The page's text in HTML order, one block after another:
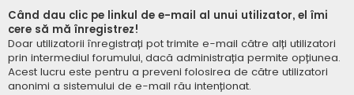
Când dau clic pe linkul de e-mail al unui utilizator, el îmi
cere să mă înregistrez!
Doar utilizatorii înregistrați pot trimite e-mail către alți utilizatori
prin intermediul forumului, dacă administrația permite opțiunea.
Acest lucru este pentru a preveni folosirea de către utilizatori
anonimi a sistemului de e-mail rău intenționat.